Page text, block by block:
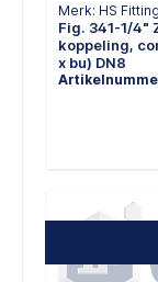
Merk: HS
Fig. 341-1/4"
koppeling,
x bu) DN8